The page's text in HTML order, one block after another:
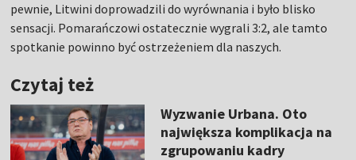
pewnie, Litwini doprowadzili do wyrównania i było blisko
sensacji. Pomarańczowi ostatecznie wygrali 3:2, ale tamto
spotkanie powinno być ostrzeżeniem dla naszych.
Czytaj też
Wyzwanie Urbana. Oto
największa komplikacja na
zgrupowaniu kadry